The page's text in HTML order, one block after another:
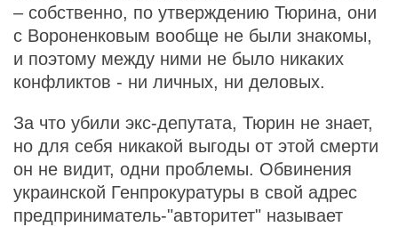
– собственно, по утверждению Тюрина, они
с Вороненковым вообще не были знакомы,
и поэтому между ними не было никаких
конфликтов - ни личных, ни деловых.
За что убили экс-депутата, Тюрин не знает,
но для себя никакой выгоды от этой смерти
он не видит, одни проблемы. Обвинения
украинской Генпрокуратуры в свой адрес
предприниматель-"авторитет" называет